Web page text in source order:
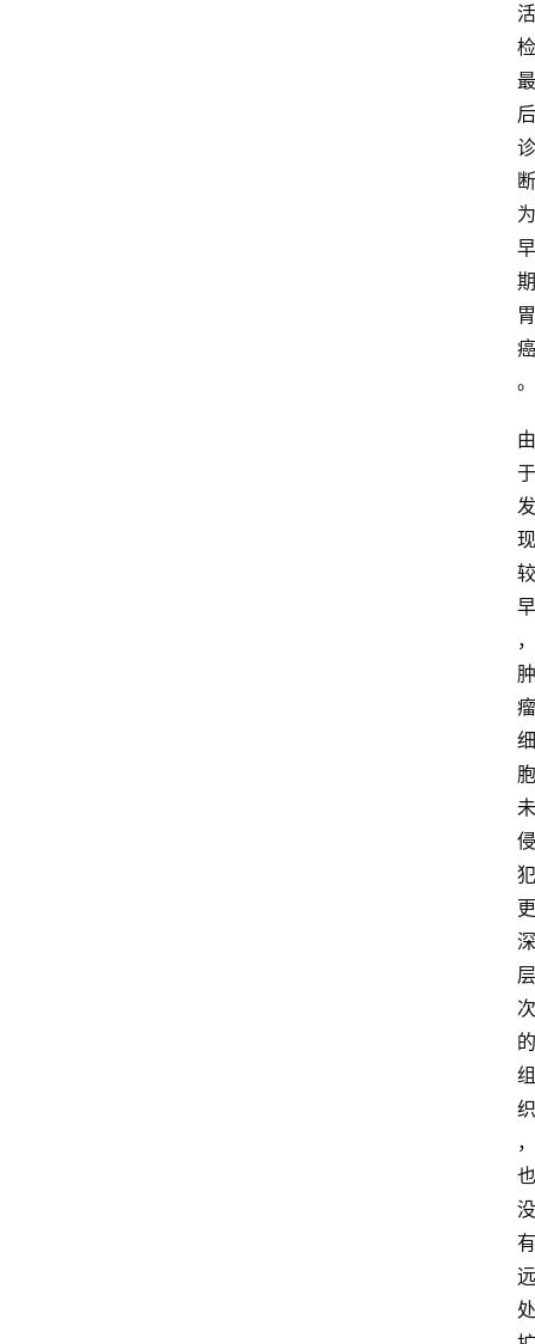
活
检
最
后
诊
断
为
早
期
胃
癌
。
由
于
发
现
较
早
，
肿
瘤
细
胞
未
侵
犯
更
深
层
次
的
组
织
，
也
没
有
远
处